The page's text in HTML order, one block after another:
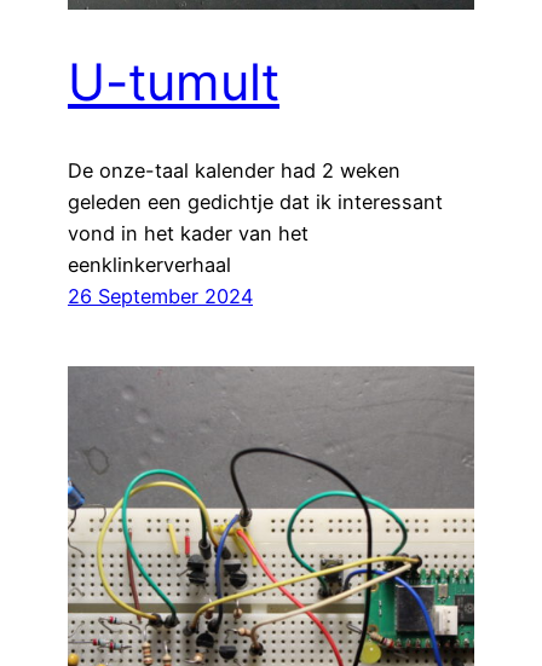
U-tumult
De onze-taal kalender had 2 weken
geleden een gedichtje dat ik interessant
vond in het kader van het
eenklinkerverhaal
26 September 2024